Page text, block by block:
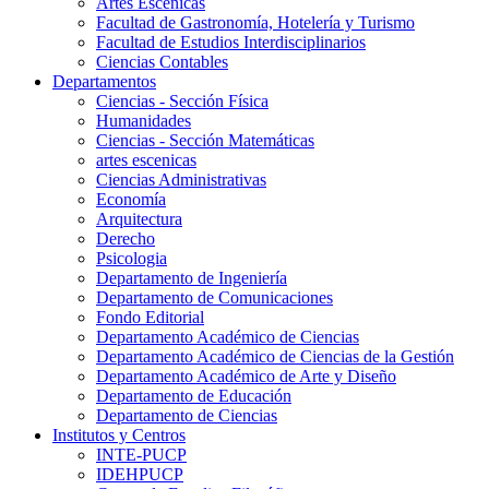
Facultad de Gastronomía, Hotelería y Turismo
Facultad de Estudios Interdisciplinarios
Ciencias Contables
Departamentos
Ciencias - Sección Física
Humanidades
Ciencias - Sección Matemáticas
artes escenicas
Ciencias Administrativas
Economía
Arquitectura
Derecho
Psicologia
Departamento de Ingeniería
Departamento de Comunicaciones
Fondo Editorial
Departamento Académico de Ciencias
Departamento Académico de Ciencias de la Gestión
Departamento Académico de Arte y Diseño
Departamento de Educación
Departamento de Ciencias
Institutos y Centros
INTE-PUCP
IDEHPUCP